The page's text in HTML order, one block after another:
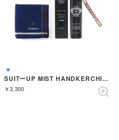
SUITーUP MIST HANDKERCHIEF GIFT SET【返品不可商品】 （AZZURRO）
￥3,300